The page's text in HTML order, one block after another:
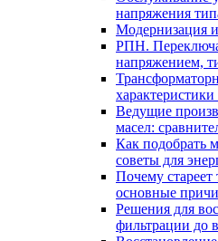
напряжения
Модернизация
РПН.
напряжением,
Ведущие
масел:
Как подобрать
советы для
Почему стареет
основные
Решения для
фильтрации до